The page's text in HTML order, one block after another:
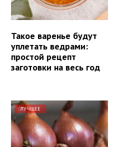
Такое варенье будут
уплетать ведрами:
простой рецепт
заготовки на весь год
ЛУЧШЕЕ